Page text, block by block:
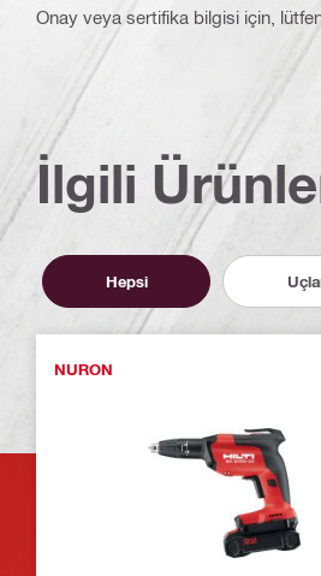
Onay veya sertifika bilgisi için,
İlgili
Hepsi
NURON